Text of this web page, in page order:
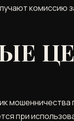
комиссию
при